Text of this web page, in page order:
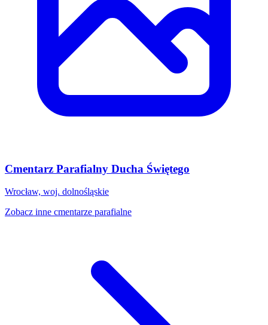
Cmentarz Parafialny Ducha Świętego
Wrocław, woj. dolnośląskie
Zobacz inne cmentarze parafialne